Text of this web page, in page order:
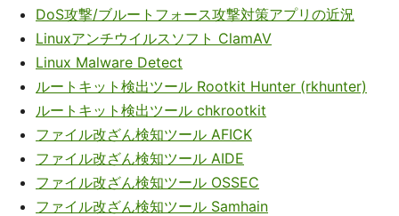
DoS攻撃/ブルートフォース攻撃対策アプリの近況
Linuxアンチウイルスソフト ClamAV
Linux Malware Detect
ルートキット検出ツール Rootkit Hunter (rkhunter)
ルートキット検出ツール chkrootkit
ファイル改ざん検知ツール AFICK
ファイル改ざん検知ツール AIDE
ファイル改ざん検知ツール OSSEC
ファイル改ざん検知ツール Samhain